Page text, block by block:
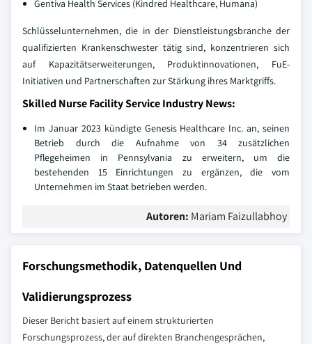
Gentiva Health Services (Kindred Healthcare, Humana)
Schlüsselunternehmen, die in der Dienstleistungsbranche der
qualifizierten Krankenschwester tätig sind, konzentrieren sich
auf Kapazitätserweiterungen, Produktinnovationen, FuE-
Initiativen und Partnerschaften zur Stärkung ihres Marktgriffs.
Skilled Nurse Facility Service Industry News:
Im Januar 2023 kündigte Genesis Healthcare Inc. an, seinen
Betrieb durch die Aufnahme von 34 zusätzlichen
Pflegeheimen in Pennsylvania zu erweitern, um die
bestehenden 15 Einrichtungen zu ergänzen, die vom
Unternehmen im Staat betrieben werden.
Autoren: Mariam Faizullabhoy
Forschungsmethodik, Datenquellen Und
Validierungsprozess
Dieser Bericht basiert auf einem strukturierten
Forschungsprozess, der auf direkten Branchengesprächen,